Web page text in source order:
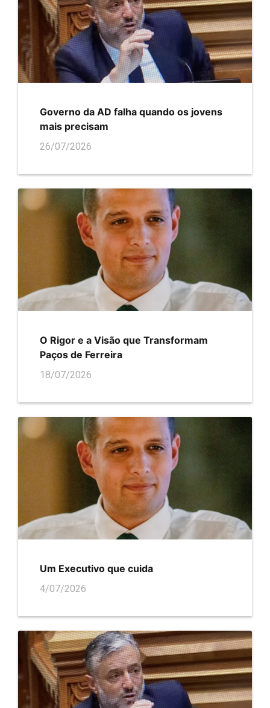
Governo da AD falha quando os jovens
mais precisam
26/07/2026
O Rigor e a Visão que Transformam
Paços de Ferreira
18/07/2026
Um Executivo que cuida
4/07/2026